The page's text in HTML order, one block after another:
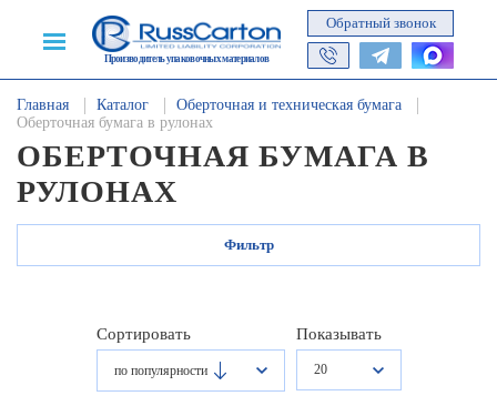
Производитель упаковочных материалов
Обратный звонок
Главная Каталог
Оберточная и техническая бумага
Оберточная бумага в рулонах
ОБЕРТОЧНАЯ БУМАГА В
РУЛОНАХ
Фильтр
Сортировать
по популярности
Показывать
20